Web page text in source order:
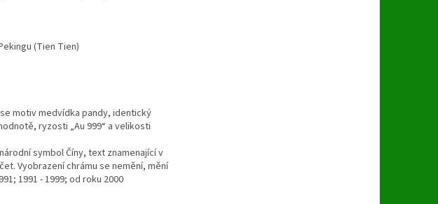
(Tien Tien)
motiv medvídka pandy, identický
ryzosti „Au 999“ a velikosti
symbol Číny, text znamenající v
Vyobrazení chrámu se nemění, mění
1991 - 1999; od roku 2000